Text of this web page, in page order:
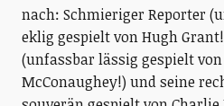
nach: Schmieriger Reporter
eklig gespielt von Hugh
(unfassbar lässig gespielt
McConaughey!) und seine